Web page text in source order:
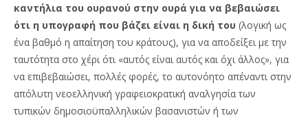
καντήλια του ουρανού στην ουρά για να βεβαιώσει
ότι η υπογραφή που βάζει είναι η δική του (λογική ως
ένα βαθμό η απαίτηση του κράτους), για να αποδείξει με την
ταυτότητα στο χέρι ότι «αυτός είναι αυτός και όχι άλλος», για
να επιβεβαιώσει, πολλές φορές, το αυτονόητο απέναντι στην
απόλυτη νεοελληνική γραφειοκρατική αναλγησία των
τυπικών δημοσιοϋπαλληλικών βασανιστών ή των